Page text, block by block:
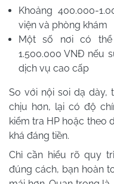
Khoảng 400.000-
viện và phòng khám
Một số nơi có thể
1.500.000 VNĐ nếu
dịch vụ cao cấp
So với nội soi dạ dày,
chịu hơn, lại có độ
kiểm tra HP hoặc theo
khá đáng tiền.
Chỉ cần hiểu rõ quy
đúng cách, bạn hoàn